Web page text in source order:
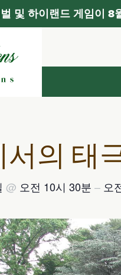
의 태
@ 오전 10시 30분 – 오
및 하이랜드 게임이